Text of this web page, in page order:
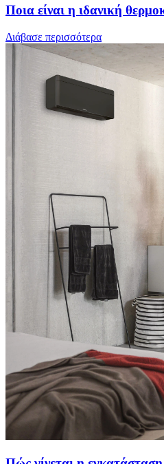
Ποια είναι η ιδανική
Διάβασε περισσότερα